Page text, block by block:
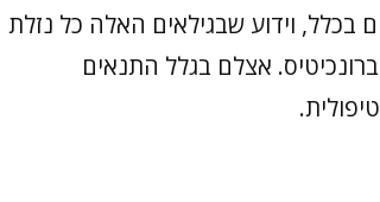
בכלל, וידוע שבגילאים האלה כל נזלת
אצלם בגלל התנאים